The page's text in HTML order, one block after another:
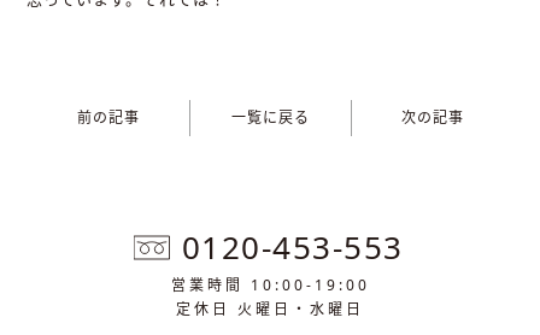
前の記事 一覧に戻る 次の記事
0120-453-553
営業時間 10:00-19:00
定休日 火曜日・水曜日